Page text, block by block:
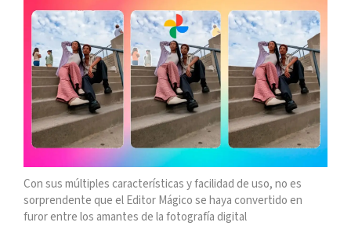
Con sus múltiples características y facilidad de uso, no es
sorprendente que el Editor Mágico se haya convertido en
furor entre los amantes de la fotografía digital